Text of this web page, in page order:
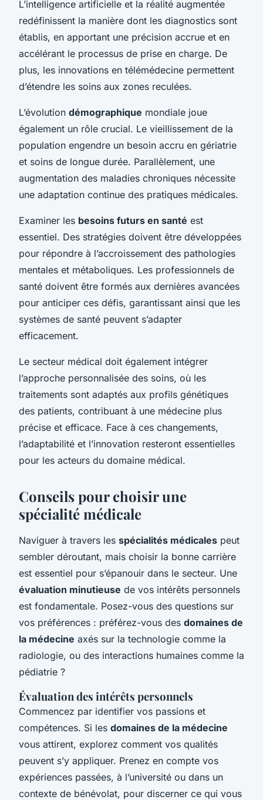
L’intelligence artificielle et la réalité augmentée
redéfinissent la manière dont les diagnostics sont
établis, en apportant une précision accrue et en
accélérant le processus de prise en charge. De
plus, les innovations en télémédecine permettent
d’étendre les soins aux zones reculées.
L’évolution démographique mondiale joue
également un rôle crucial. Le vieillissement de la
population engendre un besoin accru en gériatrie
et soins de longue durée. Parallèlement, une
augmentation des maladies chroniques nécessite
une adaptation continue des pratiques médicales.
Examiner les besoins futurs en santé est
essentiel. Des stratégies doivent être développées
pour répondre à l’accroissement des pathologies
mentales et métaboliques. Les professionnels de
santé doivent être formés aux dernières avancées
pour anticiper ces défis, garantissant ainsi que les
systèmes de santé peuvent s’adapter
efficacement.
Le secteur médical doit également intégrer
l’approche personnalisée des soins, où les
traitements sont adaptés aux profils génétiques
des patients, contribuant à une médecine plus
précise et efficace. Face à ces changements,
l’adaptabilité et l’innovation resteront essentielles
pour les acteurs du domaine médical.
Conseils pour choisir une
spécialité médicale
Naviguer à travers les spécialités médicales peut
sembler déroutant, mais choisir la bonne carrière
est essentiel pour s’épanouir dans le secteur. Une
évaluation minutieuse de vos intérêts personnels
est fondamentale. Posez-vous des questions sur
vos préférences : préférez-vous des domaines de
la médecine axés sur la technologie comme la
radiologie, ou des interactions humaines comme la
pédiatrie ?
Évaluation des intérêts personnels
Commencez par identifier vos passions et
compétences. Si les domaines de la médecine
vous attirent, explorez comment vos qualités
peuvent s’y appliquer. Prenez en compte vos
expériences passées, à l’université ou dans un
contexte de bénévolat, pour discerner ce qui vous